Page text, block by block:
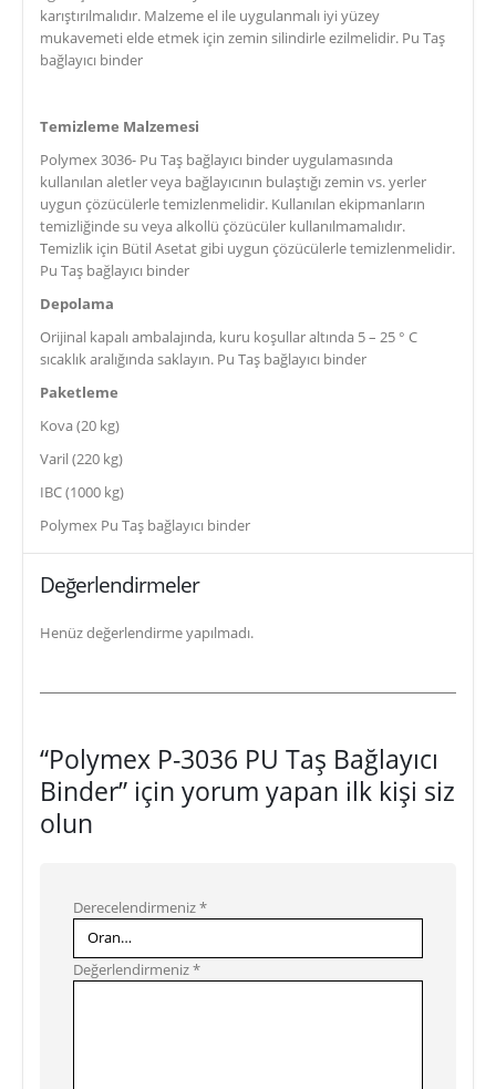
karıştırılmalıdır. Malzeme el ile uygulanmalı iyi yüzey
mukavemeti elde etmek için zemin silindirle ezilmelidir. Pu Taş
bağlayıcı binder
Temizleme Malzemesi
Polymex 3036- Pu Taş bağlayıcı binder uygulamasında
kullanılan aletler veya bağlayıcının bulaştığı zemin vs. yerler
uygun çözücülerle temizlenmelidir. Kullanılan ekipmanların
temizliğinde su veya alkollü çözücüler kullanılmamalıdır.
Temizlik için Bütil Asetat gibi uygun çözücülerle temizlenmelidir.
Pu Taş bağlayıcı binder
Depolama
Orijinal kapalı ambalajında, kuru koşullar altında 5 – 25 ° C
sıcaklık aralığında saklayın. Pu Taş bağlayıcı binder
Paketleme
Kova (20 kg)
Varil (220 kg)
IBC (1000 kg)
Polymex Pu Taş bağlayıcı binder
Değerlendirmeler
Henüz değerlendirme yapılmadı.
“Polymex P-3036 PU Taş Bağlayıcı
Binder” için yorum yapan ilk kişi siz
olun
Derecelendirmeniz*
Değerlendirmeniz*